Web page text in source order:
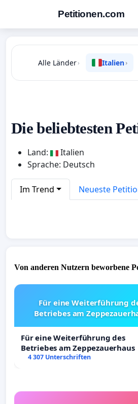
Petitionen.com
Alle Länder› Italien›
Die beliebtesten
Land:
Italien
Sprache: Deutsch
Im Trend Neueste
Von anderen Nutzern beworbene
Für eine Weiterführung
Betriebes am
Für eine Weiterführung des
Betriebes am Zeppezauerhaus
4 307 Unterschriften